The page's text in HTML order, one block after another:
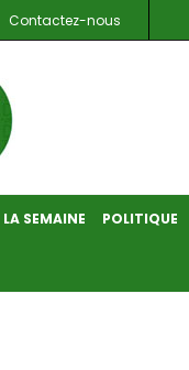
Contactez-nous
SEMAINE POLITIQUE